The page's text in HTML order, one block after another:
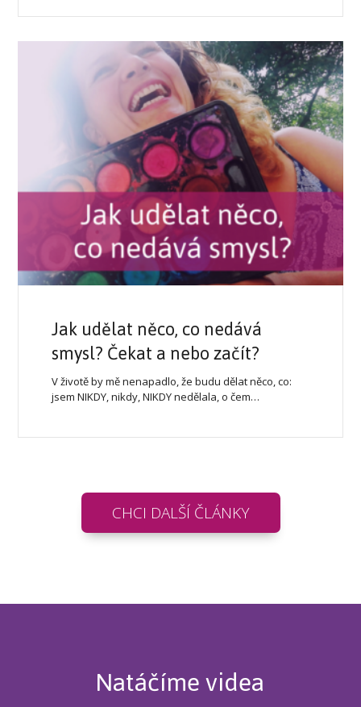
Jak udělat něco, co nedává
smysl? Čekat a nebo začít?
V životě by mě nenapadlo, že budu dělat něco, co:
jsem NIKDY, nikdy, NIKDY nedělala, o čem…
CHCI DALŠÍ ČLÁNKY
Natáčíme videa